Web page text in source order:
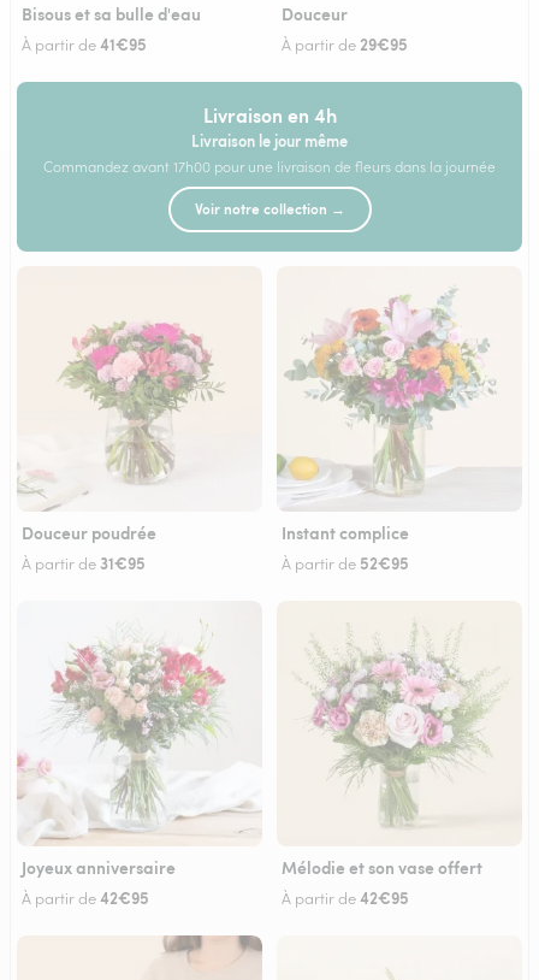
Bisous et sa bulle d'eau
À partir de41€95
Douceur
À partir de 29€95
Livraison en 4h
Livraison le jour même
Commandez avant 17h00 pour une livraison de fleurs dans la journée
Voir notre collection →
Douceur poudrée
À partir de 31€95
Instant complice
À partir de 52€95
Joyeux anniversaire
À partir de42€95
Mélodie et son vase offert
À partir de42€95